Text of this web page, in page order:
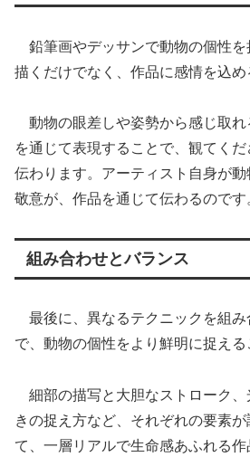
鉛筆画やデッサンで動物の個性を
描くだけでなく、作品に感情を込め
動物の眼差しや姿勢から感じ取れ
を通じて表現することで、観てく
伝わります。アーティスト自身が
敬意が、作品を通じて伝わるのです
組み合わせとバランス
最後に、異なるテクニックを組み
で、動物の個性をより鮮明に捉える
細部の描写と大胆なストローク、
きの捉え方など、それぞれの要素
て、一層リアルで生命感あふれる作